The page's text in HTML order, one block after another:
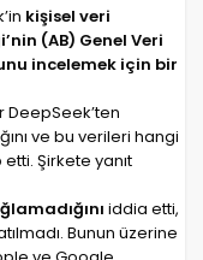
kişisel veri
(AB) Genel Veri
incelemek için bir
DeepSeek’ten
ve bu verileri hangi
etti. Şirkete yanıt
iddia etti,
Bunun üzerine